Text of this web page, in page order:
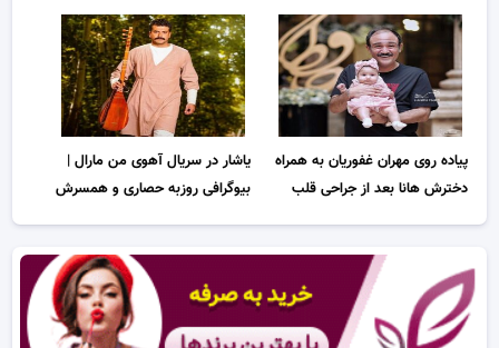
پیاده روی مهران غفوریان به همراه
دخترش هانا بعد از جراحی قلب
یاشار در سریال آهوی من مارال |
بیوگرافی روزبه حصاری و همسرش